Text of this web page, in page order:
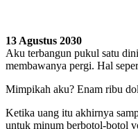
13 Agustus 2030
Aku terbangun pukul satu
membawanya pergi. Hal
Mimpikah aku? Enam ribu
Ketika uang itu akhirnya
untuk minum berbotol-botol